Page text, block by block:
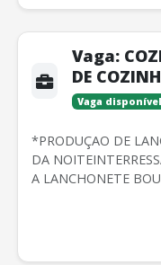
Vaga:
DE
Vaga disponível
*PRODUÇAO DE
DA
A LANCHONETE